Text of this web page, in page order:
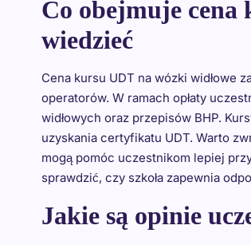
Co obejmuje cena
wiedzieć
Cena kursu UDT na wózki widłowe
operatorów. W ramach opłaty
widłowych oraz przepisów BHP.
uzyskania certyfikatu UDT. Warto
mogą pomóc uczestnikom lepiej
sprawdzić, czy szkoła zapewnia
Jakie są opinie